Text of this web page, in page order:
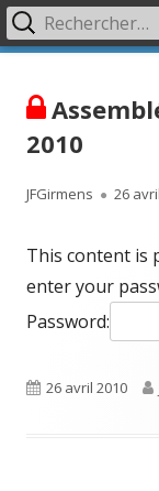
Primary
2010
Author
JFGirmens 26
This content is
enter your
Password:
Published
26 avril 2010